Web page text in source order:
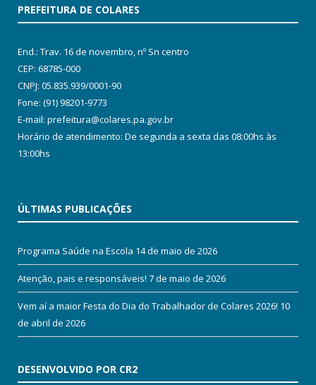
PREFEITURA DE COLARES
End.: Trav. 16 de novembro, nº Sn centro
CEP: 68785-000
CNPJ: 05.835.939/0001-90
Fone: (91) 98201-9773
E-mail: prefeitura@colares.pa.gov.br
Horário de atendimento: De segunda a sexta das 08:00hs às
13:00hs
ÚLTIMAS PUBLICAÇÕES
Programa Saúde na Escola 14 de maio de 2026
Atenção, pais e responsáveis! 7 de maio de 2026
Vem aí a maior Festa do Dia do Trabalhador de Colares 2026! 10
de abril de 2026
DESENVOLVIDO POR CR2